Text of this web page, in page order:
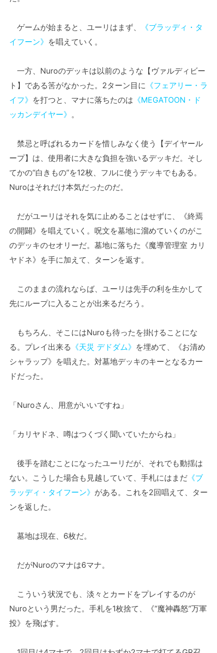
ゲームが始まると、ユーリはまず、
《ブラッディ・タ
イフーン》 を唱えていく。
一方、Nuroのデッキは以前のような【ヴァルディビー
ト】である筈がなかった。2ターン目に 《フェアリー・ラ
イフ》 を打つと、マナに落ちたのは 《MEGATOON・ド
ッカンデイヤー》 。
禁忌と呼ばれるカードを惜しみなく使う【デイヤール
ープ】は、使用者に大きな負担を強いるデッキだ。そし
てかの“白きもの”を12枚、フルに使うデッキでもある。
Nuroはそれだけ本気だったのだ。
だがユーリはそれを気に止めることはせずに、《終焉
の開闢》を唱えていく。呪文を墓地に溜めていくのがこ
のデッキのセオリーだ。墓地に落ちた《魔導管理室 カリ
ヤドネ》を手に加えて、ターンを返す。
このままの流れならば、ユーリは先手の利を生かして
先にループに入ることが出来るだろう。
もちろん、そこにはNuroも待ったを掛けることにな
る。プレイ出来る 《天災 デドダム》 を埋めて、《お清め
シャラップ》を唱えた。対墓地デッキのキーとなるカー
ドだった。
「Nuroさん、用意がいいですね」
「カリヤドネ、噂はつくづく聞いていたからね」
後手を踏むことになったユーリだが、それでも動揺は
ない。こうした場合も見越していて、手札にはまだ 《ブ
ラッディ・タイフーン》 がある。これを2回唱えて、ター
ンを返した。
墓地は現在、6枚だ。
だがNuroのマナは6マナ。
こういう状況でも、淡々とカードをプレイするのが
Nuroという男だった。手札を1枚捨て、《“魔神轟怒”万軍
投》を飛ばす。